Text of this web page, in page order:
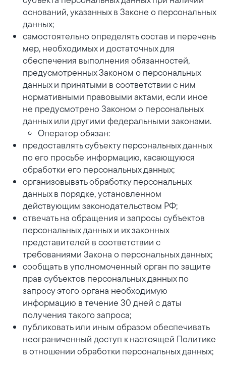
оснований, указанных в Законе о персональных
данных;
самостоятельно определять состав и перечень
мер, необходимых и достаточных для
обеспечения выполнения обязанностей,
предусмотренных Законом о персональных
данных и принятыми в соответствии с ним
нормативными правовыми актами, если иное
не предусмотрено Законом о персональных
данных или другими федеральными законами.
Оператор обязан:
предоставлять субъекту персональных данных
по его просьбе информацию, касающуюся
обработки его персональных данных;
организовывать обработку персональных
данных в порядке, установленном
действующим законодательством РФ;
отвечать на обращения и запросы субъектов
персональных данных и их законных
представителей в соответствии с
требованиями Закона о персональных данных;
сообщать в уполномоченный орган по защите
прав субъектов персональных данных по
запросу этого органа необходимую
информацию в течение 30 дней с даты
получения такого запроса;
публиковать или иным образом обеспечивать
неограниченный доступ к настоящей Политике
в отношении обработки персональных данных;